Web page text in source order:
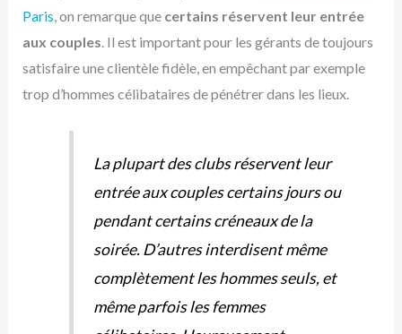
Paris, on remarque que certains réservent leur entrée
aux couples. Il est important pour les gérants de toujours
satisfaire une clientèle fidèle, en empêchant par exemple
trop d’hommes célibataires de pénétrer dans les lieux.
La plupart des clubs réservent leur
entrée aux couples certains jours ou
pendant certains créneaux de la
soirée. D’autres interdisent même
complètement les hommes seuls, et
même parfois les femmes